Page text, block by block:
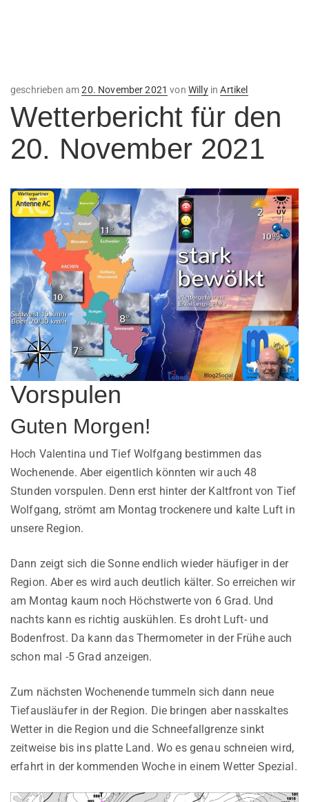
geschrieben amVeröffentlicht
20. November 2021 von WillyinArtikel
Wetterbericht für den
20. November 2021
Vorspulen
Guten Morgen!
Hoch Valentina und Tief Wolfgang bestimmen das
Wochenende. Aber eigentlich könnten wir auch 48
Stunden vorspulen. Denn erst hinter der Kaltfront von Tief
Wolfgang, strömt am Montag trockenere und kalte Luft in
unsere Region.
Dann zeigt sich die Sonne endlich wieder häufiger in der
Region. Aber es wird auch deutlich kälter. So erreichen wir
am Montag kaum noch Höchstwerte von 6 Grad. Und
nachts kann es richtig auskühlen. Es droht Luft- und
Bodenfrost. Da kann das Thermometer in der Frühe auch
schon mal -5 Grad anzeigen.
Zum nächsten Wochenende tummeln sich dann neue
Tiefausläufer in der Region. Die bringen aber nasskaltes
Wetter in die Region und die Schneefallgrenze sinkt
zeitweise bis ins platte Land. Wo es genau schneien wird,
erfahrt in der kommenden Woche in einem Wetter Spezial.